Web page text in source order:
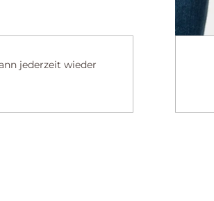
jederzeit wieder